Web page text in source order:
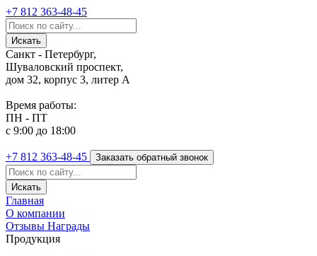
+7 812 363-48-45
Санкт - Петербург,
Шуваловский проспект,
дом 32, корпус 3, литер А
Время работы:
ПН - ПТ
с 9:00 до 18:00
+7 812 363-48-45 Заказать обратный звонок
Главная
О компании
Отзывы Награды
Продукция